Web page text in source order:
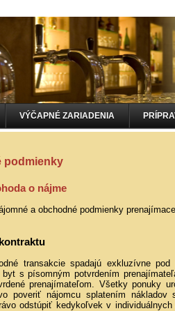
VÝČAPNÉ ZARIADENIA
podmienky
o nájme
a obchodné podmienky
transakcie spadajú exkluzívne
s písomným potvrdením
prenajímateľom. Všetky ponuky
poveriť nájomcu splatením
odstúpiť kedykoľvek v